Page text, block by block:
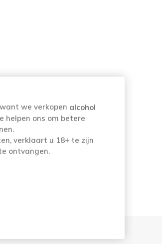
we verkopen alcohol
helpen ons om betere
verklaart u 18+ te zijn
ontvangen.